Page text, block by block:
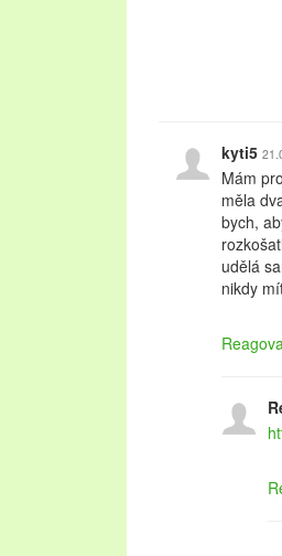
kyti5
Mám
měla
bych,
udělá
nikdy